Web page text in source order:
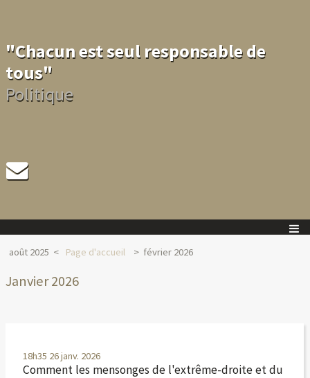
"Chacun est seul responsable de
tous"
Politique
août 2025 Page d'accueil février 2026
Janvier 2026
18h35 26janv. 2026
Comment les mensonges de l'extrême-droite et du